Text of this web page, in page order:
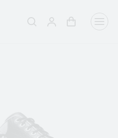
Zoeken AanmeldenWinkelwagen